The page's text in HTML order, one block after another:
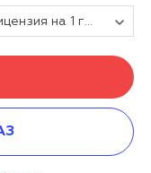
Модуль Маркетплейс. Стартовая лицензия на 1 год